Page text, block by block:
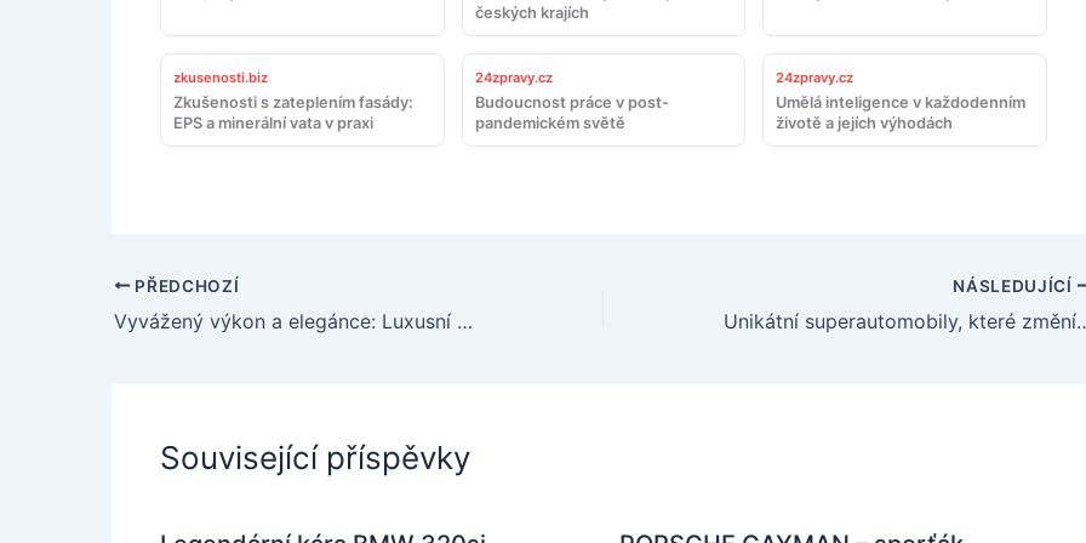
českých krajích
zkusenosti.biz
Zkušenosti s zateplením fasády:
EPS a minerální vata v praxi
24zpravy.cz
Budoucnost práce v post-
pandemickém světě
24zpravy.cz
Umělá inteligence v každodenním
životě a jejích výhodách
PŘEDCHOZÍ
Vyvážený výkon a elegánce: Luxusní SUV pro náročného řidiče
NÁSLEDUJÍCÍ
Unikátní
Související příspěvky